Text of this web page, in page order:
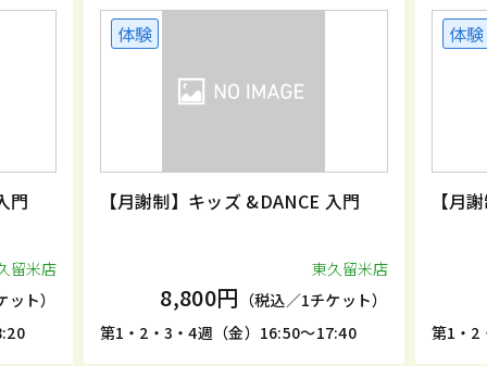
門
留米店
ト）
体験
【月謝制】キッズ &DANCE 入門
東久留米店
8,800円 （税込／1チケット）
第1・2・3・4週（金）16:50～17:40
体験
【月
第1・2